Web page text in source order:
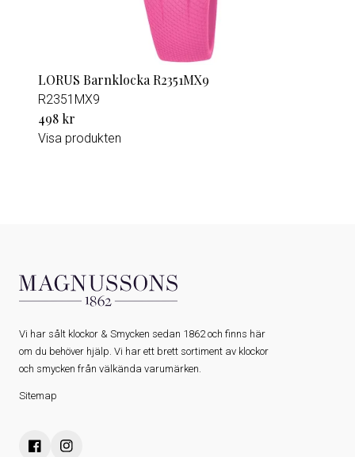
LORUS Barnklocka R2351MX9
R2351MX9
498 kr
Visa produkten
Vi har sålt klockor & Smycken sedan 1862 och finns här
om du behöver hjälp. Vi har ett brett sortiment av klockor
och smycken från välkända varumärken.
Sitemap